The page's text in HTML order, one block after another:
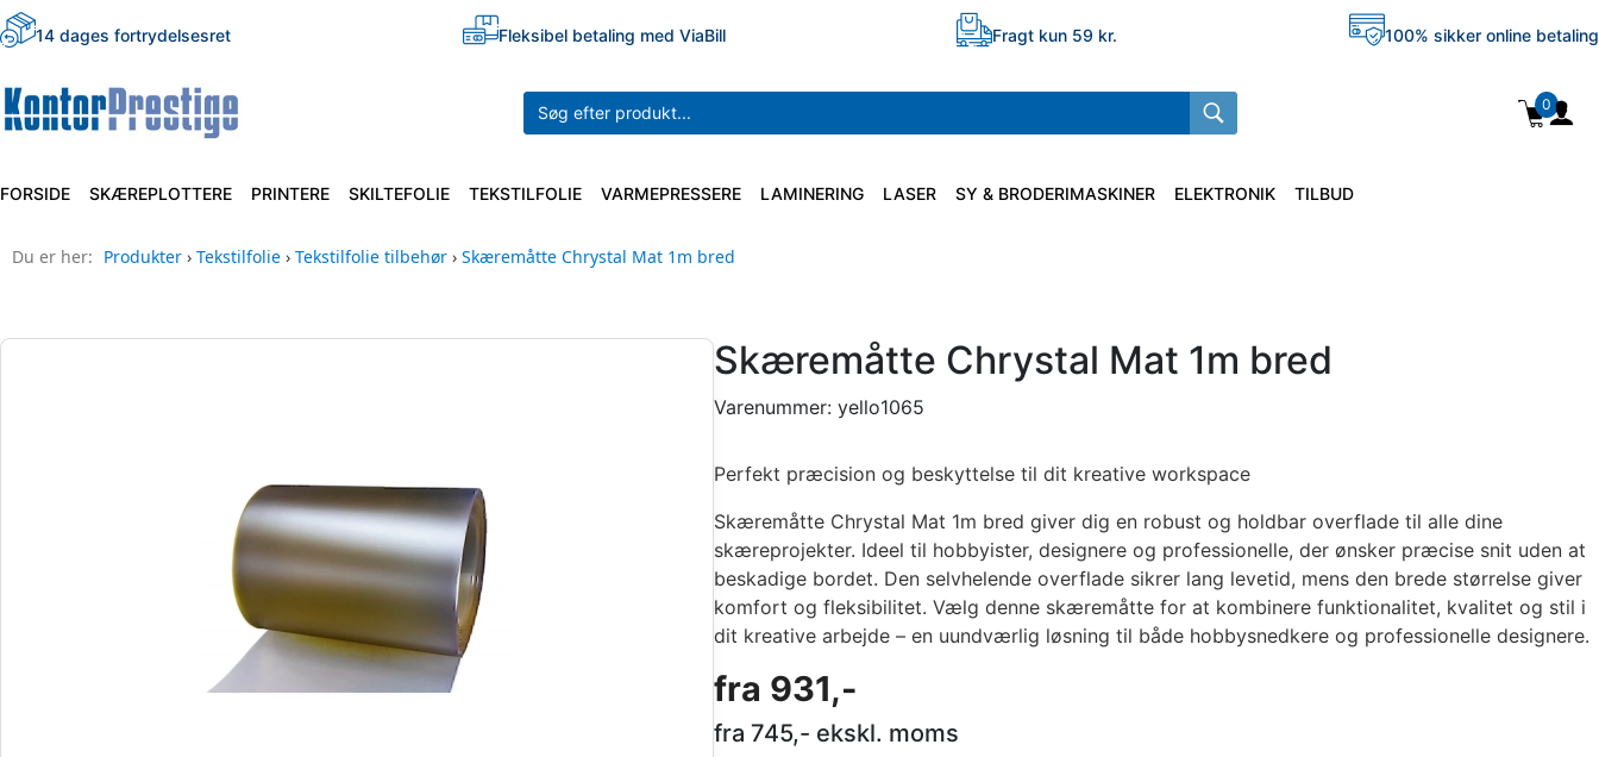
14 dages fortrydelsesret Fleksibel betaling med ViaBill Fragt kun 59 kr. 100% sikker online betaling
0
FORSIDE SKÆREPLOTTERE PRINTERE SKILTEFOLIE TEKSTILFOLIE VARMEPRESSERE LAMINERING LASER SY & BRODERIMASKINER ELEKTRONIK TILBUD
Du er her: Produkter › Tekstilfolie › Tekstilfolie tilbehør › Skæremåtte Chrystal Mat 1m bred
Skæremåtte Chrystal Mat 1m bred
Varenummer: yello1065
Perfekt præcision og beskyttelse til dit kreative workspace
Skæremåtte Chrystal Mat 1m bred giver dig en robust og holdbar overflade til alle dine
skæreprojekter. Ideel til hobbyister, designere og professionelle, der ønsker præcise snit uden at
beskadige bordet. Den selvhelende overflade sikrer lang levetid, mens den brede størrelse giver
komfort og fleksibilitet. Vælg denne skæremåtte for at kombinere funktionalitet, kvalitet og stil i
dit kreative arbejde – en uundværlig løsning til både hobbysnedkere og professionelle designere.
fra 931,-
fra 745,- ekskl. moms